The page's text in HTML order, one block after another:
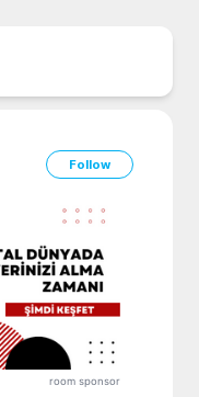
Follow
room sponsor